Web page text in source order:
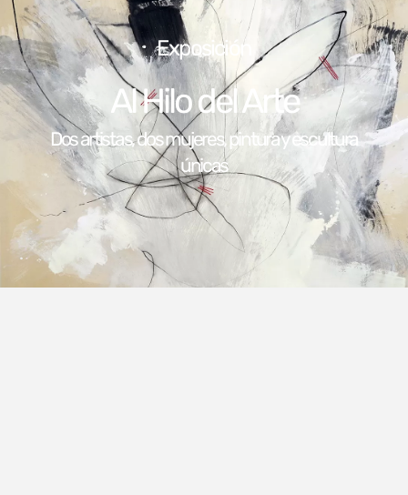
Exposición
Al Hilo del Arte
Dos artistas, dos mujeres, pintura y escultura
únicas